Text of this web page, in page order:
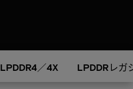
LPDDR4／4X LPDDRレガ